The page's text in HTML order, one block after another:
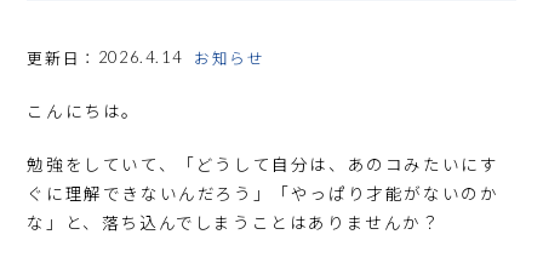
更新日： 2026.4.14 お知らせ
こんにちは。
勉強をしていて、「どうして自分は、あのコみたいにす
ぐに理解できないんだろう」「やっぱり才能がないのか
な」と、落ち込んでしまうことはありませんか？